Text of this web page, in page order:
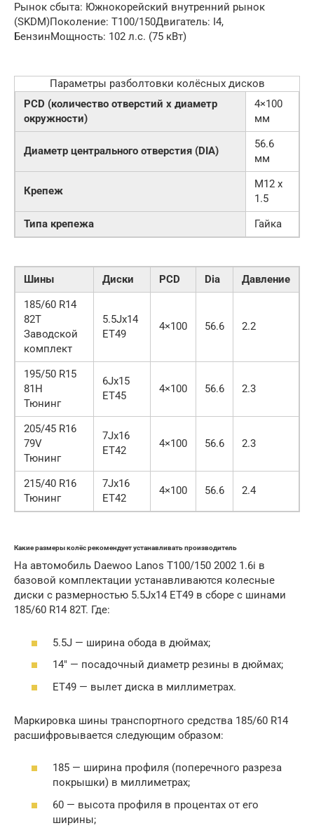
Рынок сбыта: Южнокорейский внутренний рынок
(SKDM)Поколение: T100/150Двигатель: I4,
БензинМощность: 102 л.с. (75 кВт)
Параметры разболтовки колёсных дисков
PCD (количество отверстий x диаметр
окружности)
4×100
мм
Диаметр центрального отверстия (DIA)
56.6
мм
Крепеж
M12 x
1.5
Типа крепежа
Гайка
Шины Диски PCD Dia
Давление
185/60 R14
82T
Заводской
комплект
5.5Jx14
ET49
4×100 56.6 2.2
195/50 R15
81H
Тюнинг
6Jx15
ET45
4×100 56.6 2.3
205/45 R16
79V
Тюнинг
7Jx16
ET42
4×100 56.6 2.3
215/40 R16
Тюнинг
7Jx16
ET42
4×100 56.6 2.4
Какие размеры колёс рекомендует устанавливать производитель
На автомобиль Daewoo Lanos T100/150 2002 1.6i в
базовой комплектации устанавливаются колесные
диски с размерностью 5.5Jx14 ET49 в сборе с шинами
185/60 R14 82T. Где:
5.5J — ширина обода в дюймах;
14″ — посадочный диаметр резины в дюймах;
ET49 — вылет диска в миллиметрах.
Маркировка шины транспортного средства 185/60 R14
расшифровывается следующим образом:
185 — ширина профиля (поперечного разреза
покрышки) в миллиметрах;
60 — высота профиля в процентах от его
ширины;